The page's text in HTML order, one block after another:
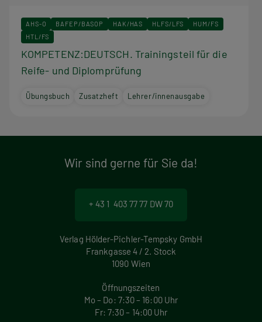
AHS-O BAFEP/BASOP HAK/HAS HLFS/LFS
HUM/FS
HTL/FS
KOMPETENZ:DEUTSCH. Trainingsteil für die
Reife- und Diplomprüfung
Übungsbuch Zusatzheft Lehrer/innenausgabe
Wir sind gerne für Sie da!
+ 43 1 403 77 77 DW 70
Verlag Hölder-Pichler-Tempsky GmbH
Frankgasse 4 / 2. Stock
1090 Wien
Öffnungszeiten
Mo – Do: 7:30 – 16:00 Uhr
Fr: 7:30 – 14:00 Uhr